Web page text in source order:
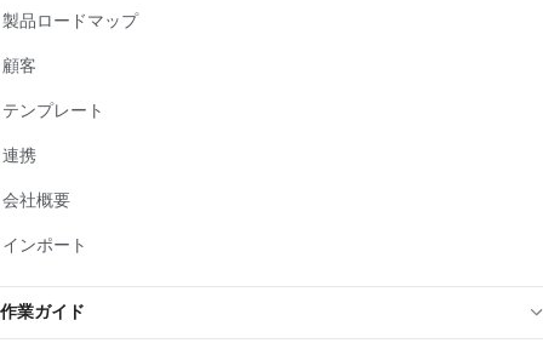
製品ロードマップ
顧客
テンプレート
連携
会社概要
インポート
作業ガイド